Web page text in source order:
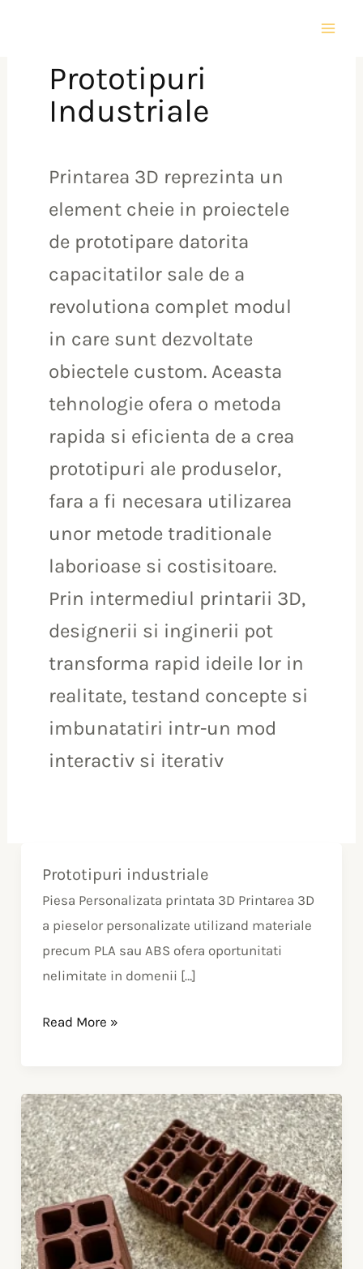
Prototipuri
Industriale
Printarea 3D reprezinta un
element cheie in proiectele
de prototipare datorita
capacitatilor sale de a
revolutiona complet modul
in care sunt dezvoltate
obiectele custom. Aceasta
tehnologie ofera o metoda
rapida si eficienta de a crea
prototipuri ale produselor,
fara a fi necesara utilizarea
unor metode traditionale
laborioase si costisitoare.
Prin intermediul printarii 3D,
designerii si inginerii pot
transforma rapid ideile lor in
realitate, testand concepte si
imbunatatiri intr-un mod
interactiv si iterativ
Prototipuri industriale
Piesa Personalizata printata 3D Printarea 3D
a pieselor personalizate utilizand materiale
precum PLA sau ABS ofera oportunitati
nelimitate in domenii […]
Prototipuri
industriale
Read More »
machete
imobiliare
–
caramida
Porotherm